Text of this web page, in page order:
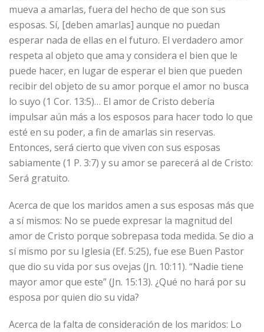
mueva a amarlas, fuera del hecho de que son sus
esposas. Sí, [deben amarlas] aunque no puedan
esperar nada de ellas en el futuro. El verdadero amor
respeta al objeto que ama y considera el bien que le
puede hacer, en lugar de esperar el bien que pueden
recibir del objeto de su amor porque el amor no busca
lo suyo (1 Cor. 13:5)… El amor de Cristo debería
impulsar aún más a los esposos para hacer todo lo que
esté en su poder, a fin de amarlas sin reservas.
Entonces, será cierto que viven con sus esposas
sabiamente (1 P. 3:7) y su amor se parecerá al de Cristo:
Será gratuito.
Acerca de que los maridos amen a sus esposas más que
a sí mismos: No se puede expresar la magnitud del
amor de Cristo porque sobrepasa toda medida. Se dio a
sí mismo por su Iglesia (Ef. 5:25), fue ese Buen Pastor
que dio su vida por sus ovejas (Jn. 10:11). “Nadie tiene
mayor amor que este” (Jn. 15:13). ¿Qué no hará por su
esposa por quien dio su vida?
Acerca de la falta de consideración de los maridos: Lo